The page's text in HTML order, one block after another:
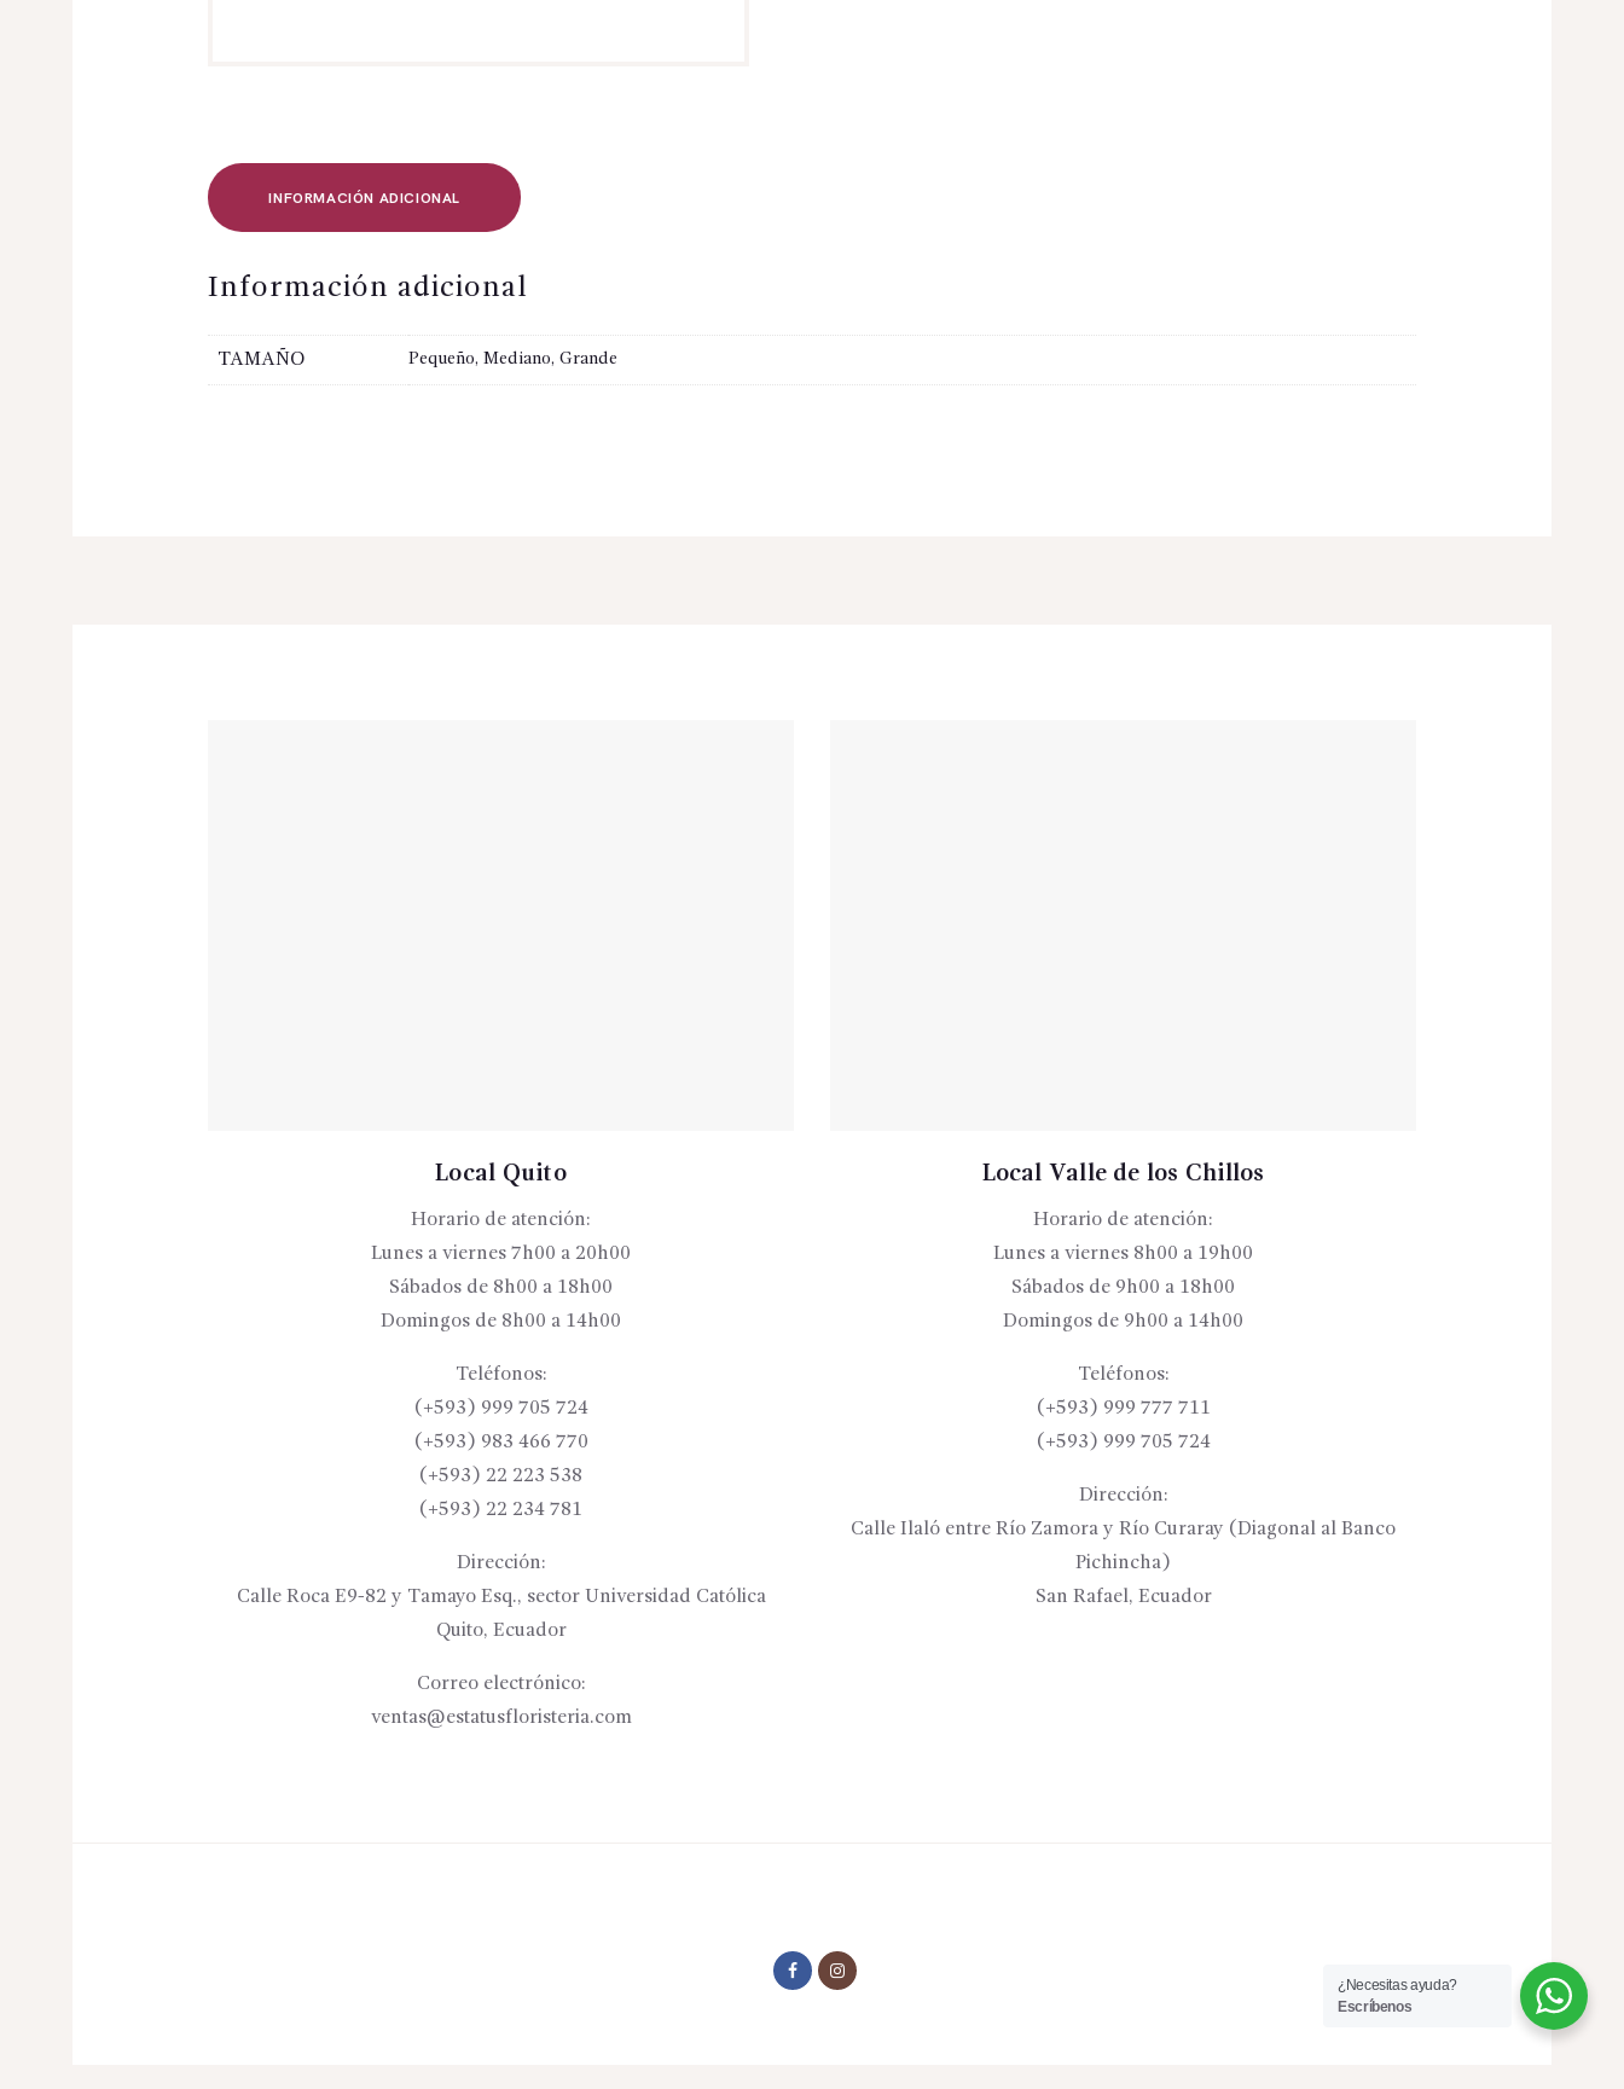
INFORMACIÓN ADICIONAL
Información adicional
TAMAÑO Pequeño, Mediano, Grande
Local Quito
Horario de atención:
Lunes a viernes 7h00 a 20h00
Sábados de 8h00 a 18h00
Domingos de 8h00 a 14h00
Teléfonos:
(+593) 999 705 724
(+593) 983 466 770
(+593) 22 223 538
(+593) 22 234 781
Dirección:
Calle Roca E9-82 y Tamayo Esq., sector Universidad Católica
Quito, Ecuador
Correo electrónico:
ventas@estatusfloristeria.com
Local Valle de los Chillos
Horario de atención:
Lunes a viernes 8h00 a 19h00
Sábados de 9h00 a 18h00
Domingos de 9h00 a 14h00
Teléfonos:
(+593) 999 777 711
(+593) 999 705 724
Dirección:
Calle Ilaló entre Río Zamora y Río Curaray (Diagonal al Banco
Pichincha)
San Rafael, Ecuador
¿Necesitas ayuda?
Escríbenos